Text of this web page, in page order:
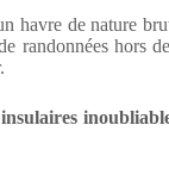
havre de nature
randonnées hors
insulaires